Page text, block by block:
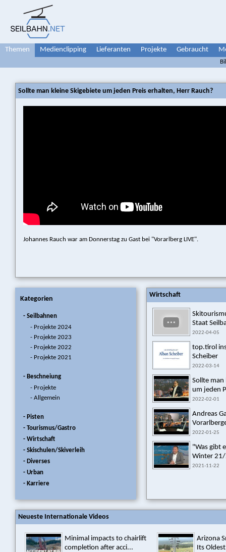
Themen Medienclipping Lieferanten Projekte Gebraucht
Sollte man kleine Skigebiete um jeden Preis erhalten, Herr Rauch?
Johannes Rauch war am Donnerstag zu Gast bei "Vorarlberg LIVE".
Kategorien
- Seilbahnen
- Projekte 2024
- Projekte 2023
- Projekte 2022
- Projekte 2021
- Beschneiung
- Projekte
- Allgemein
- Pisten
- Tourismus/Gastro
- Wirtschaft
- Skischulen/Skiverleih
- Diverses
- Urban
- Karriere
Wirtschaft
Staat
2022-04-05
top.tirol
Scheiber
2022-03-14
Sollte man
um jeden
2022-02-01
Andreas
2022-01-25
"Was gibt
Winter 21/
2021-11-22
Neueste Internationale Videos
Minimal impacts to chairlift
completion after acci...
Arizona
Its